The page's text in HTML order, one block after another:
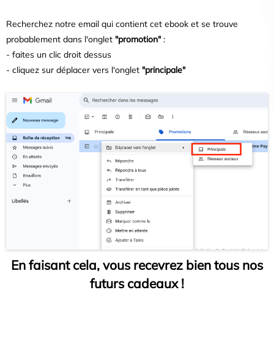
Recherchez notre email qui contient cet ebook et se trouve
probablement dans l'onglet "promotion":
- faites un clic droit dessus
- cliquez sur déplacer vers l'onglet "principale"
En faisant cela, vous recevrez bien tous nos
futurs cadeaux !